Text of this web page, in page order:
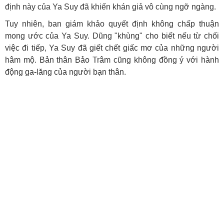
định này của Ya Suy đã khiến khán giả vô cùng ngỡ ngàng.
Tuy nhiên, ban giám khảo quyết định không chấp thuận
mong ước của Ya Suy. Dũng "khùng" cho biết nếu từ chối
việc đi tiếp, Ya Suy đã giết chết giấc mơ của những người
hâm mộ. Bản thân Bảo Trâm cũng không đồng ý với hành
động ga-lăng của người bạn thân.